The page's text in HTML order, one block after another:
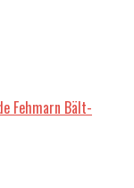
Fehmarn Bält-